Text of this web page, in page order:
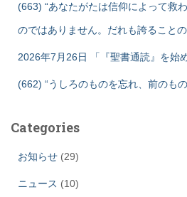
(663) “あなたがたは信仰によって救
のではありません。だれも誇ること
2026年7月26日 「『聖書通読』を始
(662) “うしろのものを忘れ、前のも
Categories
お知らせ (29)
ニュース (10)